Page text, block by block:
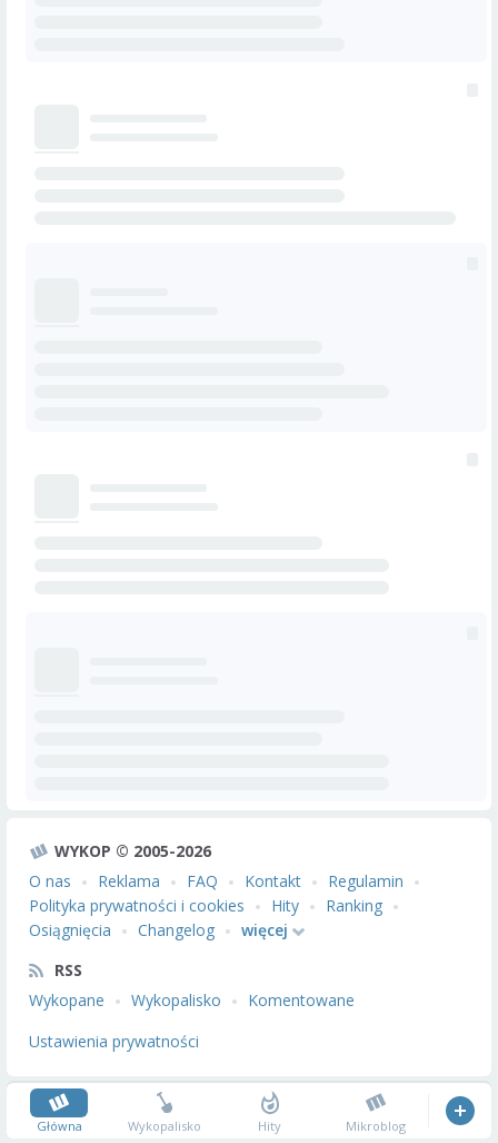
WYKOP © 2005-2026
O nas
Reklama FAQ Kontakt
Regulamin
Polityka prywatności i cookies
Hity
Ranking
Osiągnięcia
Changelog
więcej
RSS
Wykopane
Wykopalisko
Komentowane
Ustawienia prywatności
Główna Wykopalisko Hity Mikroblog